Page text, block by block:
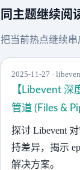
同主题继续阅
把当前热点继续串
2025-11-27 ·
【Libevent 深
管道 (Files &
探讨 Libevent
持差异，揭示
解决方案。